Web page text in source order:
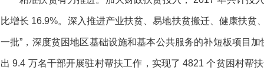
比增长 16.9%。深入推进产业扶贫、易地扶贫搬迁、健康扶贫
一批”，深度贫困地区基础设施和基本公共服务的补短板项目
出 9.4 万名干部开展驻村帮扶工作，实现了 4821 个贫困村帮